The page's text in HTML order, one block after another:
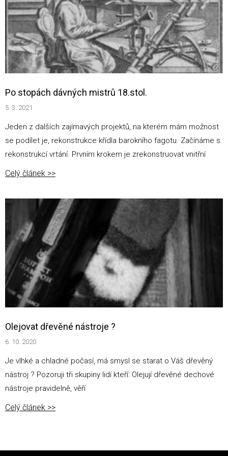
Po stopách dávných mistrů 18.stol.
5. 3. 2021
Jeden z dalších zajímavých projektů, na kterém mám možnost
se podílet je, rekonstrukce křídla barokního fagotu. Začínáme s
rekonstrukcí vrtání. Prvním krokem je zrekonstruovat vnitřní
Celý článek >>
Olejovat dřevěné nástroje ?
6. 10. 2020
Je vlhké a chladné počasí, má smysl se starat o Váš dřevěný
nástroj ? Pozoruji tři skupiny lidí kteří: Olejují dřevěné dechové
nástroje pravidelně, věří
Celý článek >>